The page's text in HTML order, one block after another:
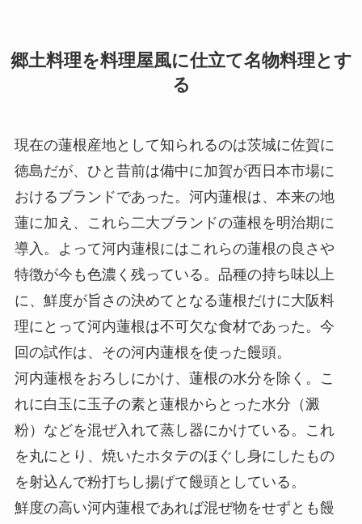
郷土料理を料理屋風に仕立て名物料理とす
る
現在の蓮根産地として知られるのは茨城に佐賀に
徳島だが、ひと昔前は備中に加賀が西日本市場に
おけるブランドであった。河内蓮根は、本来の地
蓮に加え、これら二大ブランドの蓮根を明治期に
導入。よって河内蓮根にはこれらの蓮根の良さや
特徴が今も色濃く残っている。品種の持ち味以上
に、鮮度が旨さの決めてとなる蓮根だけに大阪料
理にとって河内蓮根は不可欠な食材であった。今
回の試作は、その河内蓮根を使った饅頭。
河内蓮根をおろしにかけ、蓮根の水分を除く。こ
れに白玉に玉子の素と蓮根からとった水分（澱
粉）などを混ぜ入れて蒸し器にかけている。これ
を丸にとり、焼いたホタテのほぐし身にしたもの
を射込んで粉打ちし揚げて饅頭としている。
鮮度の高い河内蓮根であれば混ぜ物をせずとも饅